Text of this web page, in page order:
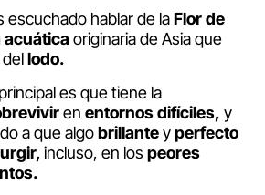
escuchado hablar de laFlor de
acuáticaoriginaria de Asia que
lodo.
es que tiene la
en entornos difíciles, y
a que algobrillanteyperfecto
incluso, en los peores